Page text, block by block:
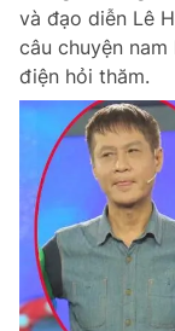
và đạo diễn Lê
câu chuyện
điện hỏi thăm.